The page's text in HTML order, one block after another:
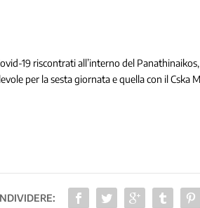
19 riscontrati all’interno del
per la sesta giornata e quella con il Cska